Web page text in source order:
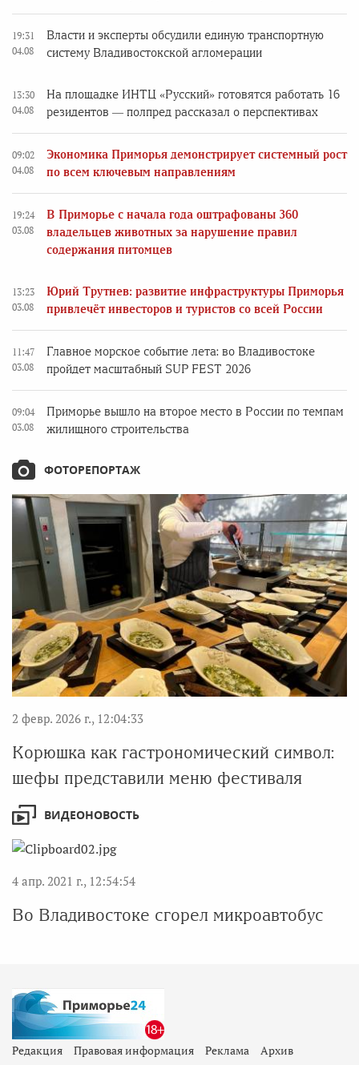
19:31
04.08
Власти и эксперты обсудили единую транспортную
систему Владивостокской агломерации
13:30
04.08
На площадке ИНТЦ «Русский» готовятся работать 16
резидентов — полпред рассказал о перспективах
09:02
04.08
Экономика Приморья демонстрирует системный рост
по всем ключевым направлениям
19:24
03.08
В Приморье с начала года оштрафованы 360
владельцев животных за нарушение правил
содержания питомцев
13:23
03.08
Юрий Трутнев: развитие инфраструктуры Приморья
привлечёт инвесторов и туристов со всей России
11:47
03.08
Главное морское событие лета: во Владивостоке
пройдет масштабный SUP FEST 2026
09:04
03.08
Приморье вышло на второе место в России по темпам
жилищного строительства
ФОТОРЕПОРТАЖ
2 февр. 2026 г., 12:04:33
Корюшка как гастрономический символ:
шефы представили меню фестиваля
ВИДЕОНОВОСТЬ
4 апр. 2021 г., 12:54:54
Во Владивостоке сгорел микроавтобус
Редакция Правовая информация Реклама
Архив